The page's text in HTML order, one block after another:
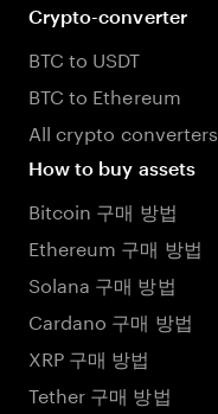
Crypto-converter
BTC to USDT
BTC to Ethereum
All crypto converters
How to buy assets
Bitcoin 구매 방법
Ethereum 구매 방법
Solana 구매 방법
Cardano 구매 방법
XRP 구매 방법
Tether 구매 방법